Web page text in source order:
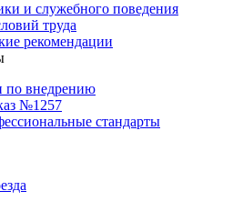
и служебного поведения
труда
рекомендации
по внедрению
№1257
стандарты